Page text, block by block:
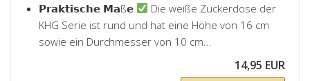
𝗣𝗿𝗮𝗸𝘁𝗶𝘀𝗰𝗵𝗲 𝗠𝗮ß𝗲
Die weiße Zuckerdose der
KHG Serie ist rund und hat eine Höhe von 16 cm
sowie ein Durchmesser von 10 cm...
14,95 EUR